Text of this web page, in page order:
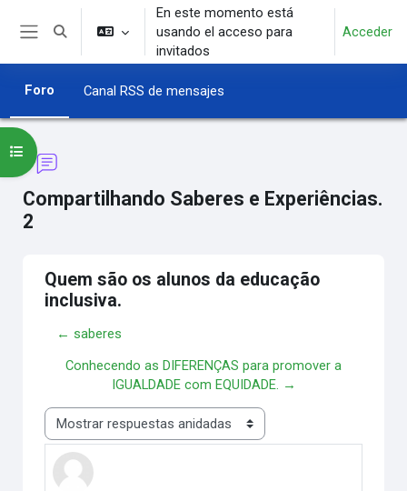
Salta al contenido principal
Selector de búsqueda de entrada
En este momento está
usando el acceso para
invitados
Acceder
Foro Canal RSS de mensajes
Compartilhando Saberes e Experiências.
2
Abrir índice del curso
Quem são os alunos da educação
inclusiva.
← saberes
Conhecendo as DIFERENÇAS para promover a
IGUALDADE com EQUIDADE. →
Mostrar modo